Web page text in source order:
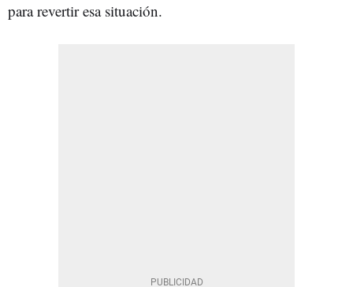
para revertir esa situación.